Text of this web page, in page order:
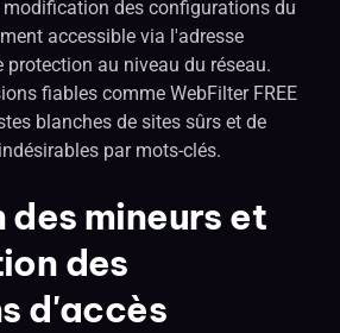
des configurations du
accessible via l'adresse
protection au niveau du réseau.
fiables comme WebFilter FREE
blanches de sites sûrs et de
par mots-clés.
mineurs et
des
d'accès